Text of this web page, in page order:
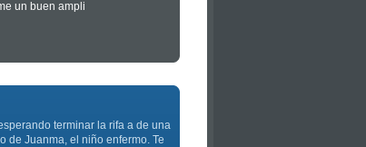
un buen ampli
terminar la rifa a de una
de Juanma, el niño enfermo. Te